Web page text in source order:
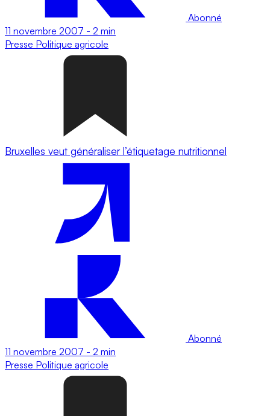
Abonné
11 novembre 2007 - 2 min
Presse Politique agricole
Bruxelles veut généraliser l’étiquetage nutritionnel
Abonné
11 novembre 2007 - 2 min
Presse Politique agricole